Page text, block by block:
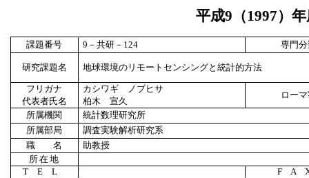
平成9 （1997）
課題番号 9 －共研－ 124 専門
研究課題名 地球環境のリモートセンシングと統計的方法
フリガナ
代表者氏名
カシワギ ノブヒサ
柏木 宣久
ロー
所属機関
統計数理研究所
所属部局
調査実験解析研究系
職 名
助教授
所在地
TEL